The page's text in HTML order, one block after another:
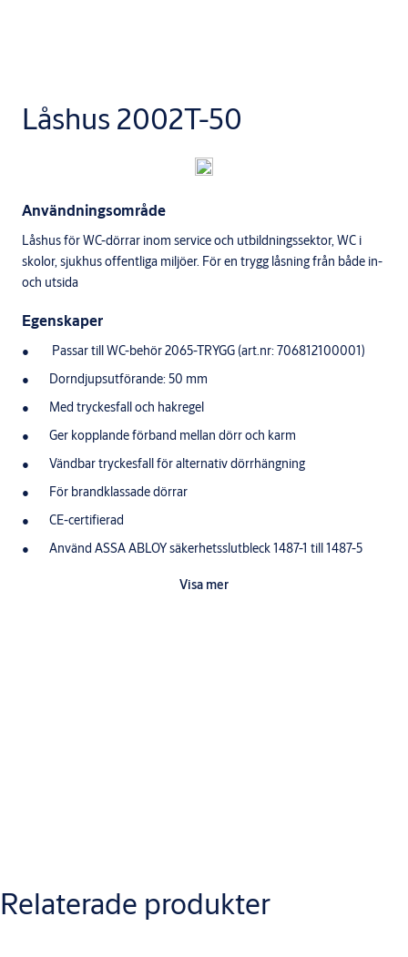
Låshus 2002T-50
Användningsområde
Låshus för WC-dörrar inom service och utbildningssektor, WC i
skolor, sjukhus offentliga miljöer. För en trygg låsning från både in-
och utsida
Egenskaper
Passar till WC-behör 2065-TRYGG (art.nr: 706812100001)
Dorndjupsutförande: 50 mm
Med tryckesfall och hakregel
Ger kopplande förband mellan dörr och karm
Vändbar tryckesfall för alternativ dörrhängning
För brandklassade dörrar
CE-certifierad
Använd ASSA ABLOY säkerhetsslutbleck 1487-1 till 1487-5
Visa mer
Relaterade produkter